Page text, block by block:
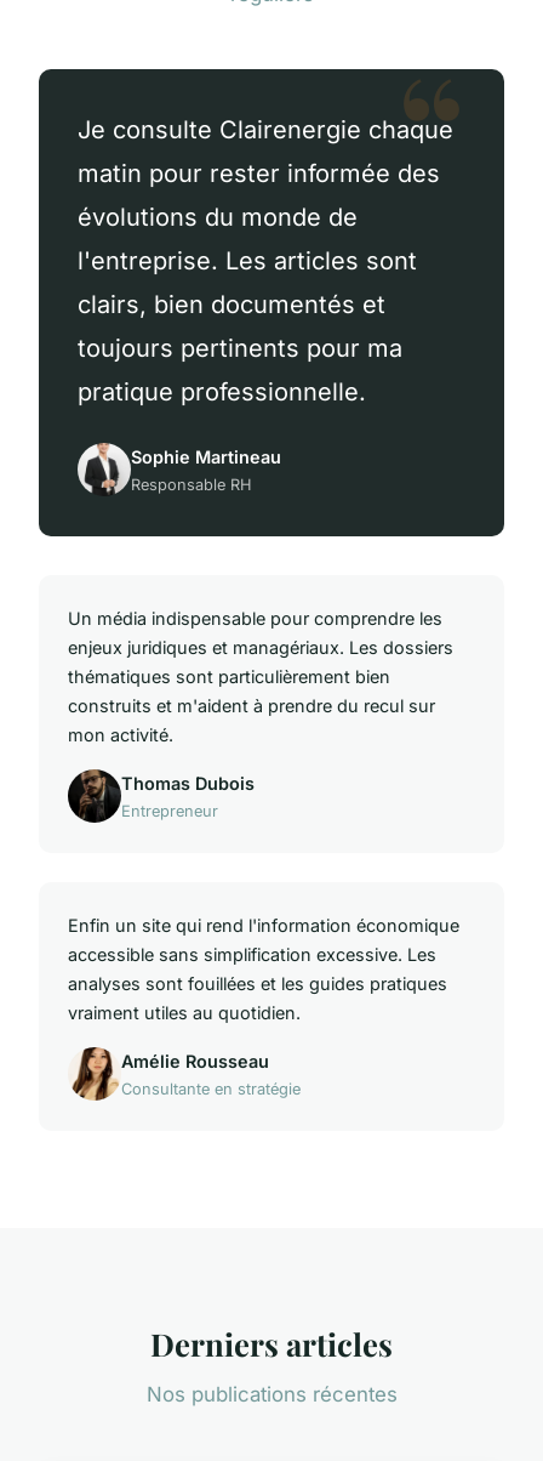
Je consulte Clairenergie chaque
matin pour rester informée des
évolutions du monde de
l'entreprise. Les articles sont
clairs, bien documentés et
toujours pertinents pour ma
pratique professionnelle.
Sophie Martineau
Responsable RH
Un média indispensable pour comprendre les
enjeux juridiques et managériaux. Les dossiers
thématiques sont particulièrement bien
construits et m'aident à prendre du recul sur
mon activité.
Thomas Dubois
Entrepreneur
Enfin un site qui rend l'information économique
accessible sans simplification excessive. Les
analyses sont fouillées et les guides pratiques
vraiment utiles au quotidien.
Amélie Rousseau
Consultante en stratégie
Derniers articles
Nos publications récentes